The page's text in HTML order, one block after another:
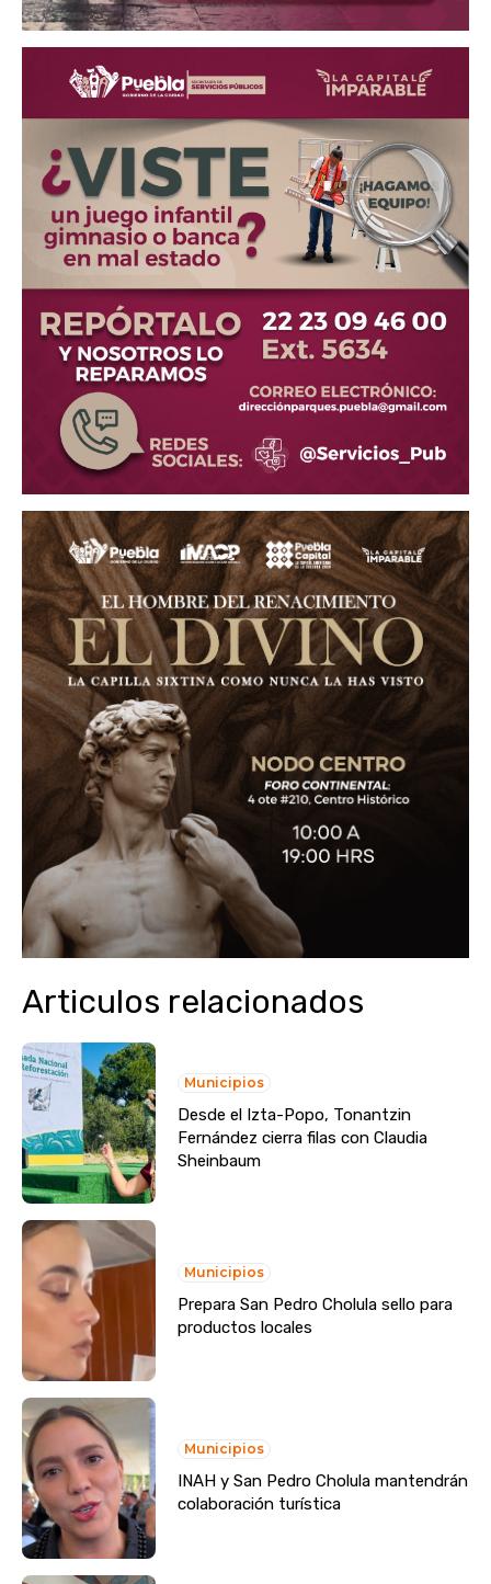
Articulos relacionados
Municipios
Desde el Izta-Popo, Tonantzin
Fernández cierra filas con Claudia
Sheinbaum
Municipios
Prepara San Pedro Cholula sello para
productos locales
Municipios
INAH y San Pedro Cholula mantendrán
colaboración turística